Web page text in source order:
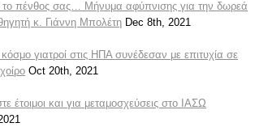
πένθος σας… Μήνυμα αφύπνισης για την δωρεά
κ. Γιάννη Μπολέτη Dec 8th, 2021
γιατροί στις ΗΠΑ συνέδεσαν με επιτυχία σε
Oct 20th, 2021
έτοιμοι και για μεταμοσχεύσεις στο ΙΑΣΩ